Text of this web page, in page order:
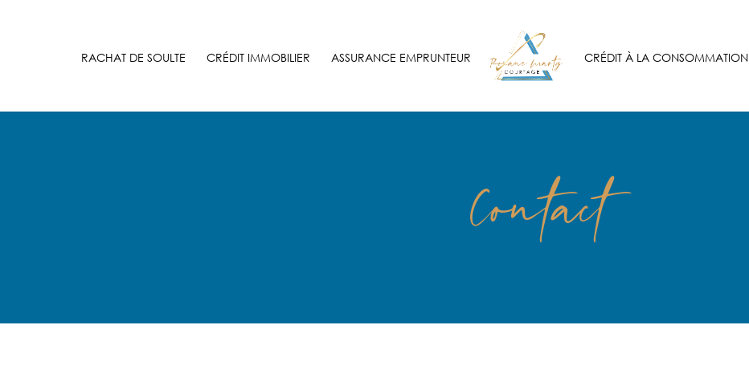
RACHAT DE SOULTE CRÉDIT IMMOBILIER ASSURANCE EMPRUNTEUR CRÉDIT À LA CONSOMMATION
Contact